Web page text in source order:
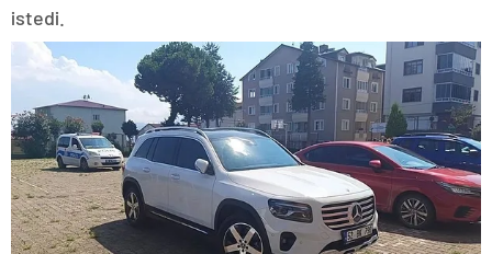
istedi.